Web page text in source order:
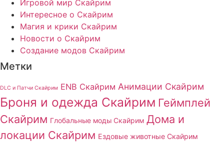
Игровой мир Скайрим
Интересное о Скайрим
Магия и крики Скайрим
Новости о Скайрим
Создание модов Скайрим
Метки
DLC и Патчи Скайрим ENB Скайрим Анимации Скайрим
Броня и одежда Скайрим Геймплей
Скайрим Глобальные моды Скайрим Дома и
локации Скайрим Ездовые животные Скайрим